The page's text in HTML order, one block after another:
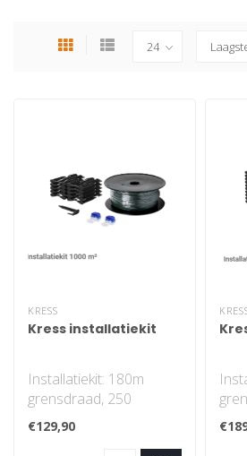
KRESS
Kress installatiekit
Installatiekit: 180m
grensdraad, 250
haringen, 2
connectoren
€129,90